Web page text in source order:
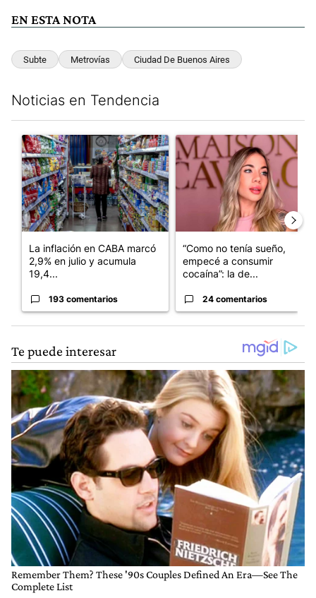
EN ESTA NOTA
Subte Metrovías Ciudad De Buenos Aires
Noticias en Tendencia
Un artículo de tendencia con el título "La inflación en CABA
La inflación en CABA marcó
2,9% en julio y acumula
19,4...
193 comentarios
Un artículo de tendencia con
“Como no tenía sueño,
empecé a consumir
cocaína”: la de...
24 comentarios